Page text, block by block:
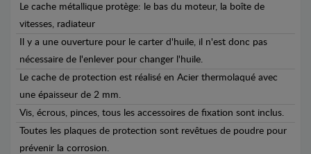
Le cache métallique protège: le bas du moteur, la boîte de
vitesses, radiateur
Il y a une ouverture pour le carter d'huile, il n'est donc pas
nécessaire de l'enlever pour changer l'huile.
Le cache de protection est réalisé en Acier thermolaqué avec
une épaisseur de 2 mm.
Vis, écrous, pinces, tous les accessoires de fixation sont inclus.
Toutes les plaques de protection sont revêtues de poudre pour
prévenir la corrosion.